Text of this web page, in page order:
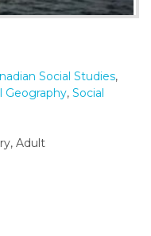
Social Studies,
Geography, Social
Adult